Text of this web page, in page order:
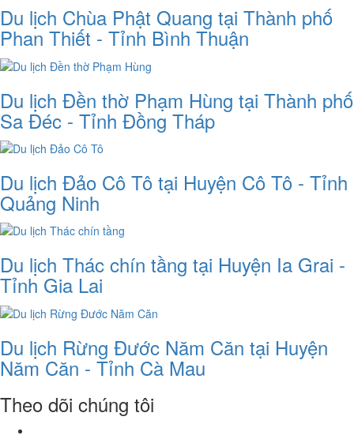
Du lịch Chùa Phật Quang tại Thành phố
Phan Thiết - Tỉnh Bình Thuận
Du lịch Đền thờ Phạm Hùng tại Thành phố
Sa Đéc - Tỉnh Đồng Tháp
Du lịch Đảo Cô Tô tại Huyện Cô Tô - Tỉnh
Quảng Ninh
Du lịch Thác chín tầng tại Huyện Ia Grai -
Tỉnh Gia Lai
Du lịch Rừng Đước Năm Căn tại Huyện
Năm Căn - Tỉnh Cà Mau
Theo dõi chúng tôi